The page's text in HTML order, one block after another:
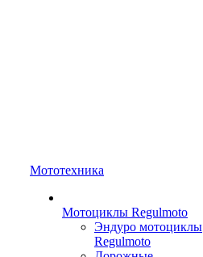
Мототехника
Мотоциклы Regulmoto
Эндуро мотоциклы
Regulmoto